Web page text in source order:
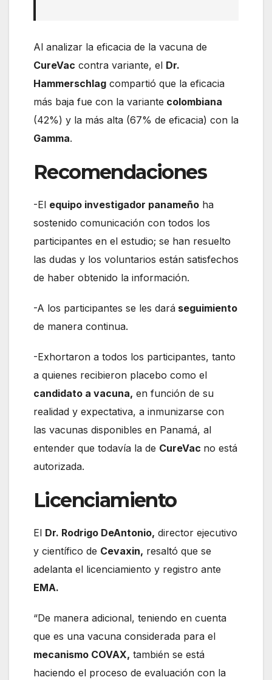
Al analizar la eficacia de la vacuna de
CureVac contra variante, el Dr.
Hammerschlag compartió que la eficacia
más baja fue con la variante colombiana
(42%) y la más alta (67% de eficacia) con la
Gamma.
Recomendaciones
-El equipo investigador panameño ha
sostenido comunicación con todos los
participantes en el estudio; se han resuelto
las dudas y los voluntarios están satisfechos
de haber obtenido la información.
-A los participantes se les dará seguimiento
de manera continua.
-Exhortaron a todos los participantes, tanto
a quienes recibieron placebo como el
candidato a vacuna, en función de su
realidad y expectativa, a inmunizarse con
las vacunas disponibles en Panamá, al
entender que todavía la de CureVac no está
autorizada.
Licenciamiento
El Dr. Rodrigo DeAntonio, director ejecutivo
y científico de Cevaxin, resaltó que se
adelanta el licenciamiento y registro ante
EMA.
“De manera adicional, teniendo en cuenta
que es una vacuna considerada para el
mecanismo COVAX, también se está
haciendo el proceso de evaluación con la